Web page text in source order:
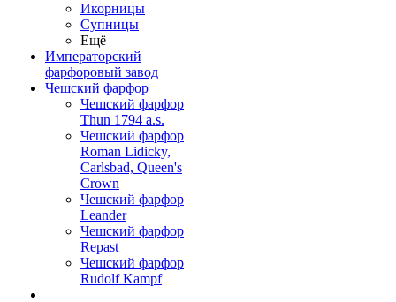
Икорницы
Супницы
Ещё
Императорский
фарфоровый завод
Чешский фарфор
Чешский фарфор
Thun 1794 a.s.
Чешский фарфор
Roman Lidicky,
Carlsbad, Queen's
Crown
Чешский фарфор
Leander
Чешский фарфор
Repast
Чешский фарфор
Rudolf Kampf